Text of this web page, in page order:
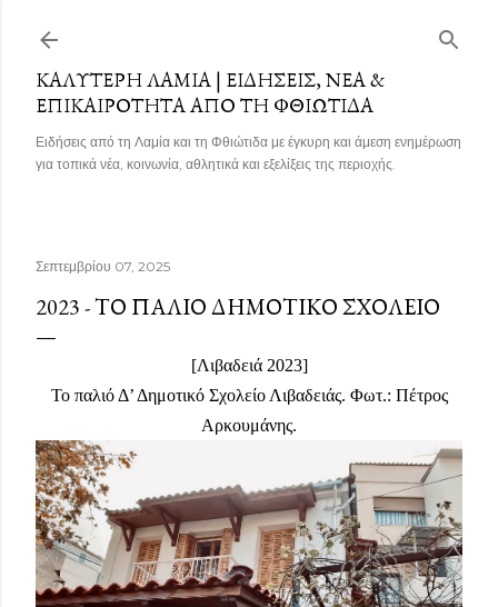
ΚΑΛΎΤΕΡΗ ΛΑΜΊΑ | ΕΙΔΉΣΕΙΣ, ΝΈΑ &
ΕΠΙΚΑΙΡΌΤΗΤΑ ΑΠΌ ΤΗ ΦΘΙΏΤΙΔΑ
Ειδήσεις από τη Λαμία και τη Φθιώτιδα με έγκυρη και άμεση ενημέρωση
για τοπικά νέα, κοινωνία, αθλητικά και εξελίξεις της περιοχής.
Σεπτεμβρίου 07, 2025
2023 - ΤΟ ΠΑΛΙΌ ΔΗΜΟΤΙΚΌ ΣΧΟΛΕΊΟ
[Λιβαδειά 2023]
Το παλιό Δ’ Δημοτικό Σχολείο Λιβαδειάς. Φωτ.: Πέτρος
Αρκουμάνης.